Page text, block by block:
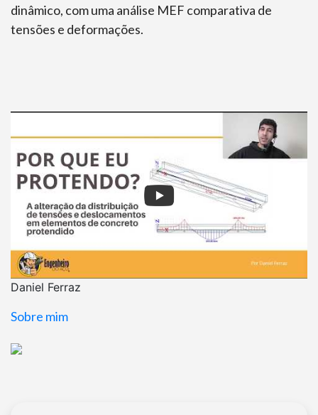
dinâmico, com uma análise MEF comparativa de
tensões e deformações.
Daniel Ferraz
Sobre mim